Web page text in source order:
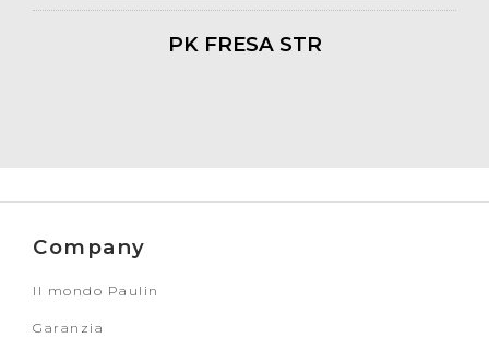
PK FRESA STR
Company
Il mondo Paulin
Garanzia